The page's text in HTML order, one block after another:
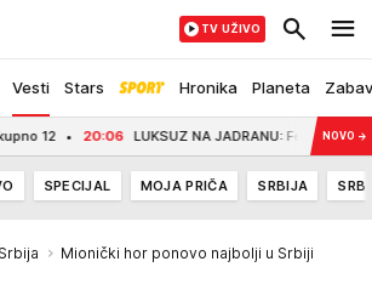
Vesti Stars Hronika Planeta
TV UŽIVO
12 20:06 LUKSUZ NA JADRANU: Federer usidrio
NOVO →
SPECIJAL MOJA PRIČA SRBIJA
Srbija Mionički hor ponovo najbolji u Srbiji